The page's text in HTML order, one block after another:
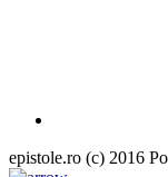
epistole.ro (c) 2016